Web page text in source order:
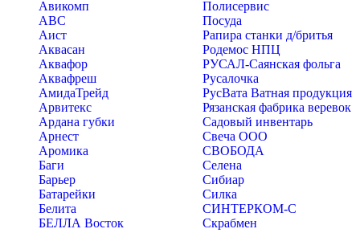
Авикомп
АВС
Аист
Аквасан
Аквафор
Аквафреш
АмидаТрейд
Арвитекс
Ардана губки
Арнест
Аромика
Баги
Барьер
Батарейки
Белита
БЕЛЛА Восток
Полисервис
Посуда
Рапира станки д/бритья
Родемос НПЦ
РУСАЛ-Саянская фольга
Русалочка
РусВата Ватная продукция
Рязанская фабрика веревок
Садовый инвентарь
Свеча ООО
СВОБОДА
Селена
Сибиар
Силка
СИНТЕРКОМ-С
Скрабмен